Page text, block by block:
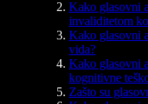
Kako glasovni
invaliditetom
Kako glasovni
vida?
Kako glasovni
kognitivne
Zašto su